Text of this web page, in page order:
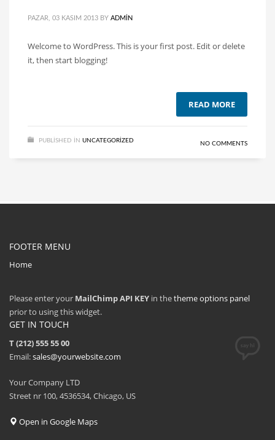
PAZAR, 03 KASIM 2013 BY ADMIN
Welcome to WordPress. This is your first post. Edit or delete
it, then start blogging!
READ MORE
PUBLISHED IN UNCATEGORIZED NO COMMENTS
FOOTER MENU
Home
Please enter your MailChimp API KEY in thetheme options panel
prior to using this widget.
GET IN TOUCH
T (212) 555 55 00
Email:sales@yourwebsite.com
Your Company LTD
Street nr 100, 4536534, Chicago, US
Open in Google Maps